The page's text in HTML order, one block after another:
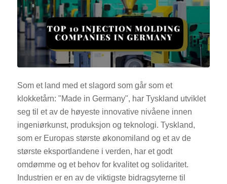
Som et land med et slagord som går som et
klokketårn: "Made in Germany", har Tyskland utviklet
seg til et av de høyeste innovative nivåene innen
ingeniørkunst, produksjon og teknologi. Tyskland,
som er Europas største økonomiland og et av de
største eksportlandene i verden, har et godt
omdømme og et behov for kvalitet og solidaritet.
Industrien er en av de viktigste bidragsyterne til